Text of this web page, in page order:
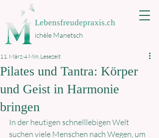
Lebensfreudepraxis.ch
ichèle Manetsch
Pilates und Tantra: Körper
und Geist in Harmonie
bringen
11. März 4 Min. Lesezeit
In der heutigen schnelllebigen Welt
suchen viele Menschen nach Wegen, um